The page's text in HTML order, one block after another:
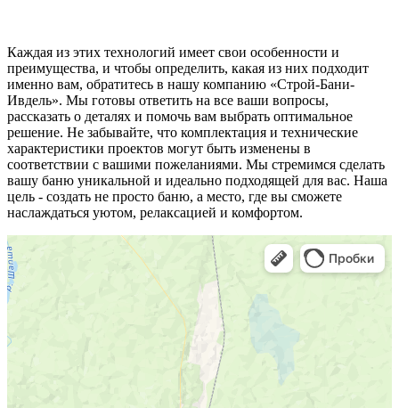
Каждая из этих технологий имеет свои особенности и
преимущества, и чтобы определить, какая из них подходит
именно вам, обратитесь в нашу компанию «Строй-Бани-
Ивдель». Мы готовы ответить на все ваши вопросы,
рассказать о деталях и помочь вам выбрать оптимальное
решение. Не забывайте, что комплектация и технические
характеристики проектов могут быть изменены в
соответствии с вашими пожеланиями. Мы стремимся сделать
вашу баню уникальной и идеально подходящей для вас. Наша
цель - создать не просто баню, а место, где вы сможете
наслаждаться уютом, релаксацией и комфортом.